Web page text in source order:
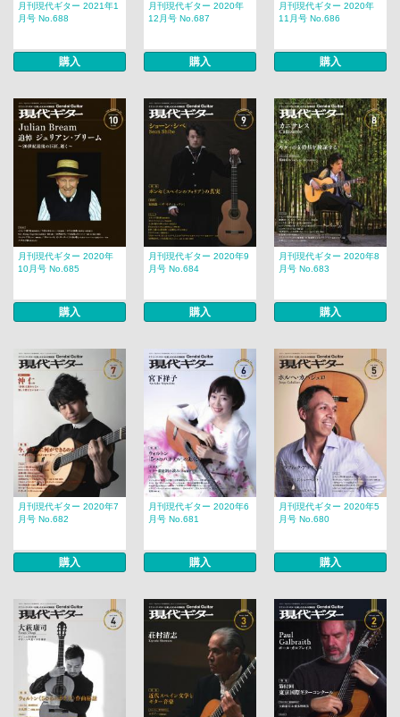
月刊現代ギター 2021年1
月号 No.688
購入
月刊現代ギター 2020年
12月号 No.687
購入
月刊現代ギター 2020年
11月号 No.686
購入
月刊現代ギター 2020年
10月号 No.685
購入
月刊現代ギター 2020年9
月号 No.684
購入
月刊現代ギター 2020年8
月号 No.683
購入
月刊現代ギター 2020年7
月号 No.682
購入
月刊現代ギター 2020年6
月号 No.681
購入
月刊現代ギター 2020年5
月号 No.680
購入